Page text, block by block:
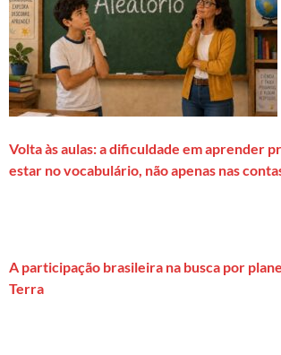
Volta às aulas: a dificuldade em aprender
estar no vocabulário, não apenas nas
A participação brasileira na busca por
Terra